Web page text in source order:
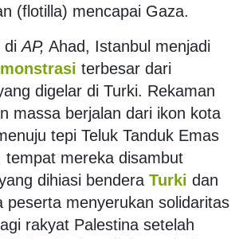
(flotilla) mencapai Gaza.
diAP, Ahad, Istanbul menjadi
terbesar dari
digelar di Turki. Rekaman
massa berjalan dari ikon kota
tepi Teluk Tanduk Emas
tempat mereka disambut
dihiasi bendera Turki dan
peserta menyerukan solidaritas
rakyat Palestina setelah